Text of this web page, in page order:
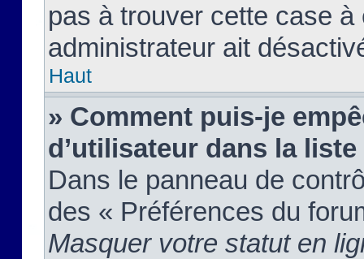
pas à trouver cette case à
administrateur ait
Haut
» Comment puis-je
d’utilisateur dans la
Dans le panneau de
des « Préférences du
Masquer votre statut en